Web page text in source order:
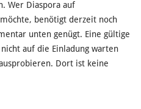
Wer Diaspora auf
benötigt derzeit noch
unten genügt. Eine gültige
auf die Einladung warten
Dort ist keine